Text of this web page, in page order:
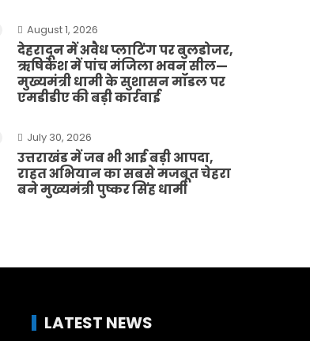
August 1, 2026
देहरादून में अवैध प्लाटिंग पर बुलडोजर,
ऋषिकेश में पांच मंजिला भवन सील—
मुख्यमंत्री धामी के सुशासन मॉडल पर
एमडीडीए की बड़ी कार्रवाई
July 30, 2026
उत्तराखंड में जब भी आई बड़ी आपदा,
राहत अभियान का सबसे मजबूत चेहरा
बने मुख्यमंत्री पुष्कर सिंह धामी
LATEST NEWS